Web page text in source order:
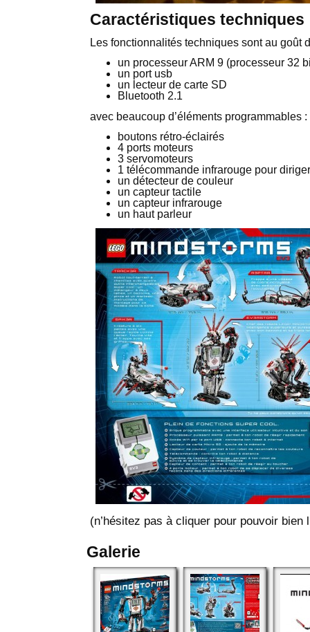
Caractéristiques techniques
Les fonctionnalités techniques sont au goût
un processeur ARM 9 (processeur 32
un port usb
un lecteur de carte SD
Bluetooth 2.1
avec beaucoup d’éléments programmables :
boutons rétro-éclairés
4 ports moteurs
3 servomoteurs
1 télécommande infrarouge pour
un détecteur de couleur
un capteur tactile
un capteur infrarouge
un haut parleur
(n’hésitez pas à cliquer pour pouvoir bien
Galerie